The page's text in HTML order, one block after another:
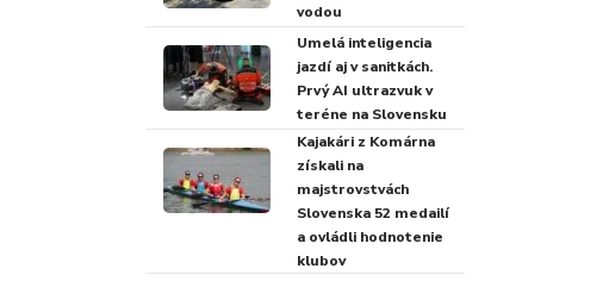
vodou
Umelá inteligencia
jazdí aj v sanitkách.
Prvý AI ultrazvuk v
teréne na Slovensku
Kajakári z Komárna
získali na
majstrovstvách
Slovenska 52 medailí
a ovládli hodnotenie
klubov